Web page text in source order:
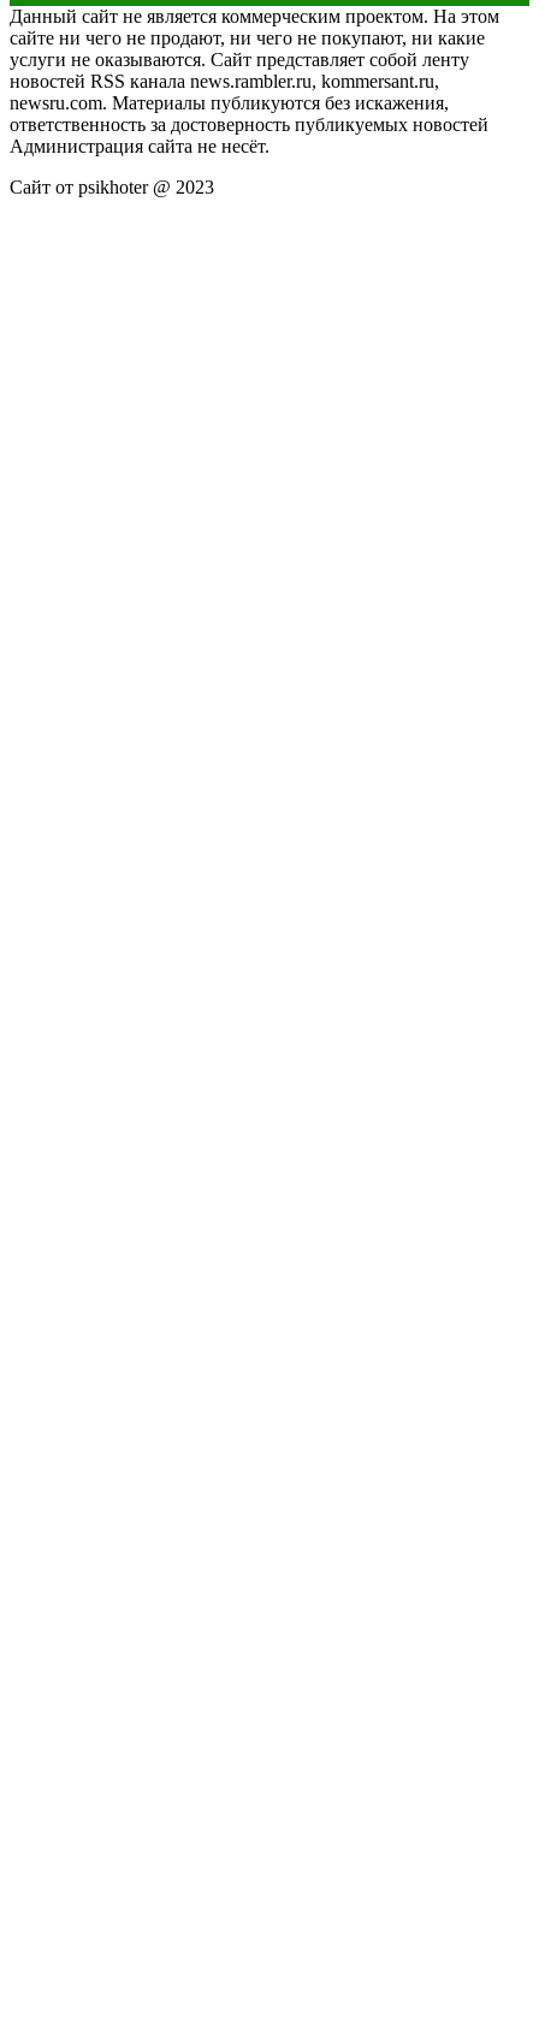
Данный сайт не является коммерческим проектом. На этом
сайте ни чего не продают, ни чего не покупают, ни какие
услуги не оказываются. Сайт представляет собой ленту
новостей RSS канала news.rambler.ru, kommersant.ru,
newsru.com. Материалы публикуются без искажения,
ответственность за достоверность публикуемых новостей
Администрация сайта не несёт.
Сайт от psikhoter @ 2023